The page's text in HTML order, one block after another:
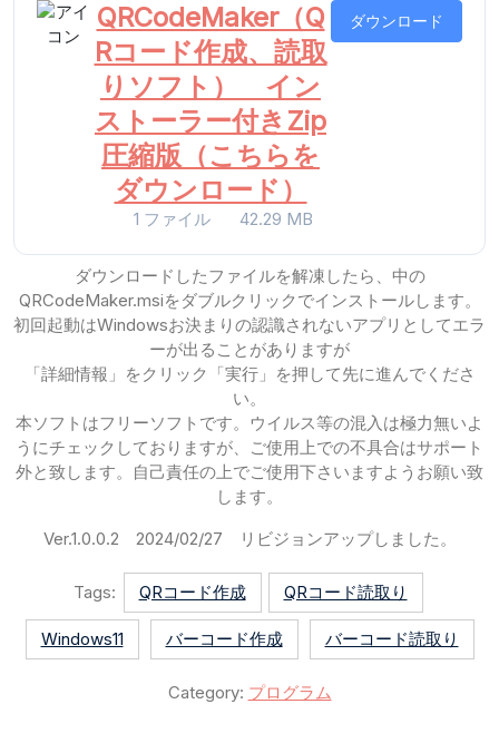
QRCodeMaker（Q
Rコード作成、読取
りソフト） イン
ストーラー付きZip
圧縮版（こちらを
ダウンロード）
1 ファイル 42.29 MB
ダウンロード
ダウンロードしたファイルを解凍したら、中の
QRCodeMaker.msiをダブルクリックでインストールします。
初回起動はWindowsお決まりの認識されないアプリとしてエラ
ーが出ることがありますが
「詳細情報」をクリック「実行」を押して先に進んでくださ
い。
本ソフトはフリーソフトです。ウイルス等の混入は極力無いよ
うにチェックしておりますが、ご使用上での不具合はサポート
外と致します。自己責任の上でご使用下さいますようお願い致
します。
Ver.1.0.0.2 2024/02/27 リビジョンアップしました。
Tags: QRコード作成 QRコード読取り
Windows11 バーコード作成 バーコード読取り
Category: プログラム